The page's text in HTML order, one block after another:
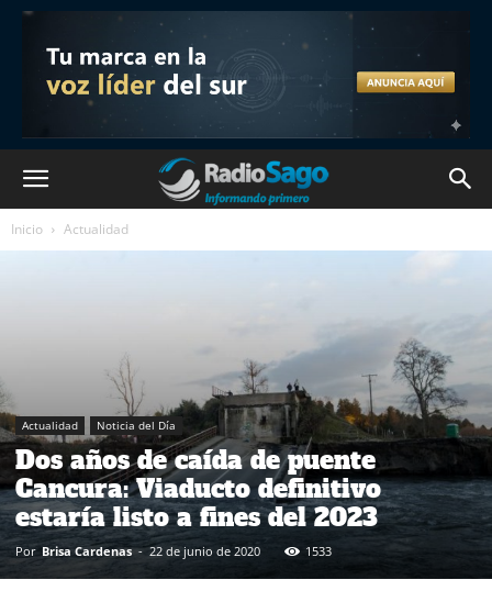
Inicio Actualidad
Actualidad Noticia del Día
Dos años de caída de puente
Cancura: Viaducto definitivo
estaría listo a fines del 2023
Por Brisa Cardenas - 22 de junio de 2020 1533